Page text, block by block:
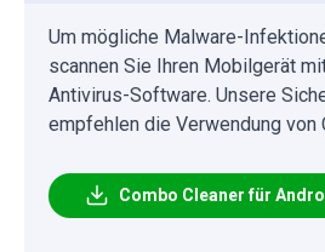
Um mögliche Malware-
scannen Sie Ihren Mobilgerät
Antivirus-Software. Unsere
empfehlen die Verwendung von
Combo Cleaner für